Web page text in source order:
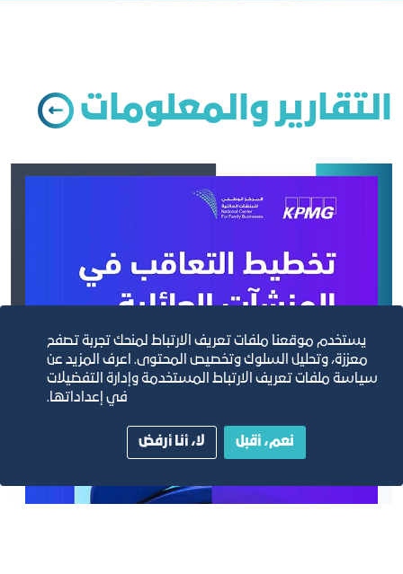
التقارير والمعلومات
يستخدم موقعنا ملفات تعريف الارتباط لمنحك تجربة تصفح
معززة، وتحليل السلوك وتخصيص المحتوى. اعرف المزيد عن
سياسة ملفات تعريف الارتباط المستخدمة وإدارة التفضيلات
في إعداداتها.
نعم، أقبل لا، أنا أرفض